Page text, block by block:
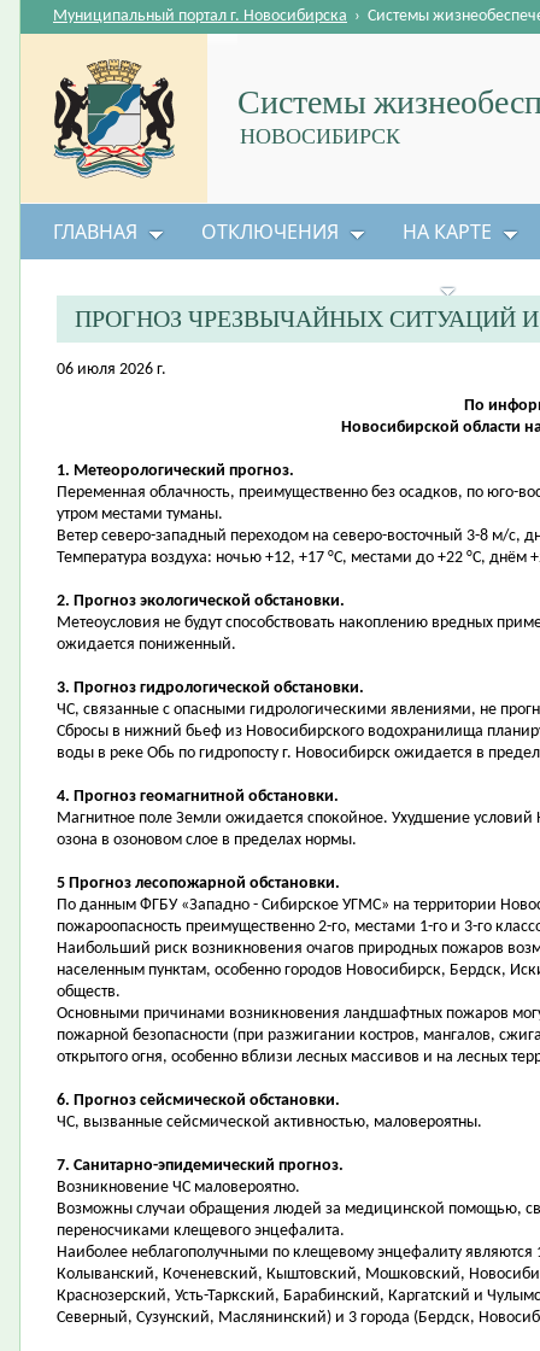
Системы
НОВОСИБИРСК
Муниципальный портал г. Новосибирска › Системы
ГЛАВНАЯ ОТКЛЮЧЕНИЯ НА КАРТЕ
ПРОГНОЗ ЧРЕЗВЫЧАЙНЫХ СИТУАЦИЙ
06 июля 2026 г.
По
Новосибирской области
1. Метеорологический прогноз.
Переменная облачность, преимущественно без осадков, по юго-
утром местами туманы.
Ветер северо-западный переходом на северо-восточный 3-8 м/с,
Температура воздуха: ночью +12, +17 °С, местами до +22 °С, днём
2. Прогноз экологической обстановки.
Метеоусловия не будут способствовать накоплению вредных
ожидается пониженный.
3. Прогноз гидрологической обстановки.
ЧС, связанные с опасными гидрологическими явлениями, не
Сбросы в нижний бьеф из Новосибирского водохранилища
воды в реке Обь по гидропосту г. Новосибирск ожидается в
4. Прогноз геомагнитной обстановки.
Магнитное поле Земли ожидается спокойное. Ухудшение
озона в озоновом слое в пределах нормы.
5 Прогноз лесопожарной обстановки.
По данным ФГБУ «Западно - Сибирское УГМС» на территории
пожароопасность преимущественно 2-го, местами 1-го и 3-го
Наибольший риск возникновения очагов природных пожаров
населенным пунктам, особенно городов Новосибирск, Бердск,
обществ.
Основными причинами возникновения ландшафтных пожаров
пожарной безопасности (при разжигании костров, мангалов,
открытого огня, особенно вблизи лесных массивов и на лесных
6. Прогноз сейсмической обстановки.
ЧС, вызванные сейсмической активностью, маловероятны.
7. Санитарно-эпидемический прогноз.
Возникновение ЧС маловероятно.
Возможны случаи обращения людей за медицинской помощью,
переносчиками клещевого энцефалита.
Наиболее неблагополучными по клещевому энцефалиту
Колыванский, Коченевский, Кыштовский, Мошковский,
Краснозерский, Усть-Таркский, Барабинский, Каргатский и
Северный, Сузунский, Маслянинский) и 3 города (Бердск,